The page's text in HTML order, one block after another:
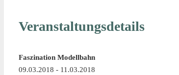
Veranstaltungsdetails
Faszination Modellbahn
09.03.2018 - 11.03.2018